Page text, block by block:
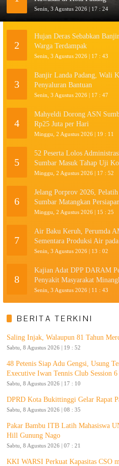
Senin, 3 Agustus 2026 | 17 : 24
2
Hujan Deras Sebabkan
Warga Terdampak
Senin, 3 Agustus 2026 | 17 : 43
3
Banjir Landa Padang, Wali
Penyaluran Bantuan
Senin, 3 Agustus 2026 | 17 : 47
4
Mahyeldi Dorong ASN
Rp25 Juta per Hari
Minggu, 2 Agustus 2026 | 19 : 11
5
52 Peserta Lolos
Sumbar Masuk Tahap Uji
Minggu, 2 Agustus 2026 | 17 : 52
6
Jelang Porprov 2026,
Sumbar Matangkan Persiapan
Minggu, 2 Agustus 2026 | 15 : 25
7
Air Baku Keruh, Perumda
Sementara Produksi Air
Senin, 3 Agustus 2026 | 13 : 02
8
Kajian Adat DPP DARAM
Penyakit Masyarakat
Senin, 3 Agustus 2026 | 11 : 43
BERITA TERKINI
Saling Injak, Walaupun 81 Tahun
Sabtu, 8 Agustus 2026 | 19 : 52
48 Petenis Siap Adu Gengsi, Usung
Executive Iwan Tennis Club Session 6
Sabtu, 8 Agustus 2026 | 17 : 10
DPRD Kota Bukittinggi Gelar Rapat
Sabtu, 8 Agustus 2026 | 08 : 35
Pakar Bambu ITB Latih Mahasiswa
Hill Gunung Nago
Sabtu, 8 Agustus 2026 | 07 : 21
KKI WARSI Perkuat Kapasitas CSO